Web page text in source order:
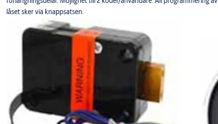
låset sker via knappsatsen.